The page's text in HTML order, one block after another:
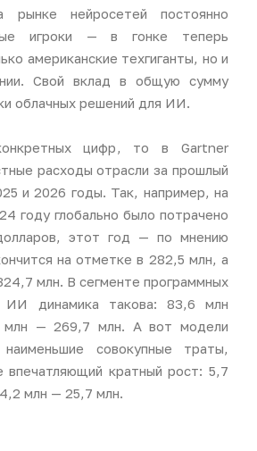
нейросетей постоянно
игроки — в гонке теперь
американские техгиганты, но и
Свой вклад в общую сумму
облачных решений для ИИ.
цифр, то в Gartner
расходы отрасли за прошлый
и 2026 годы. Так, например, на
году глобально было потрачено
этот год — по мнению
на отметке в 282,5 млн, а
млн. В сегменте программных
ИИ динамика такова: 83,6 млн
млн — 269,7 млн. А вот модели
совокупные траты,
впечатляющий кратный рост: 5,7
млн — 25,7 млн.